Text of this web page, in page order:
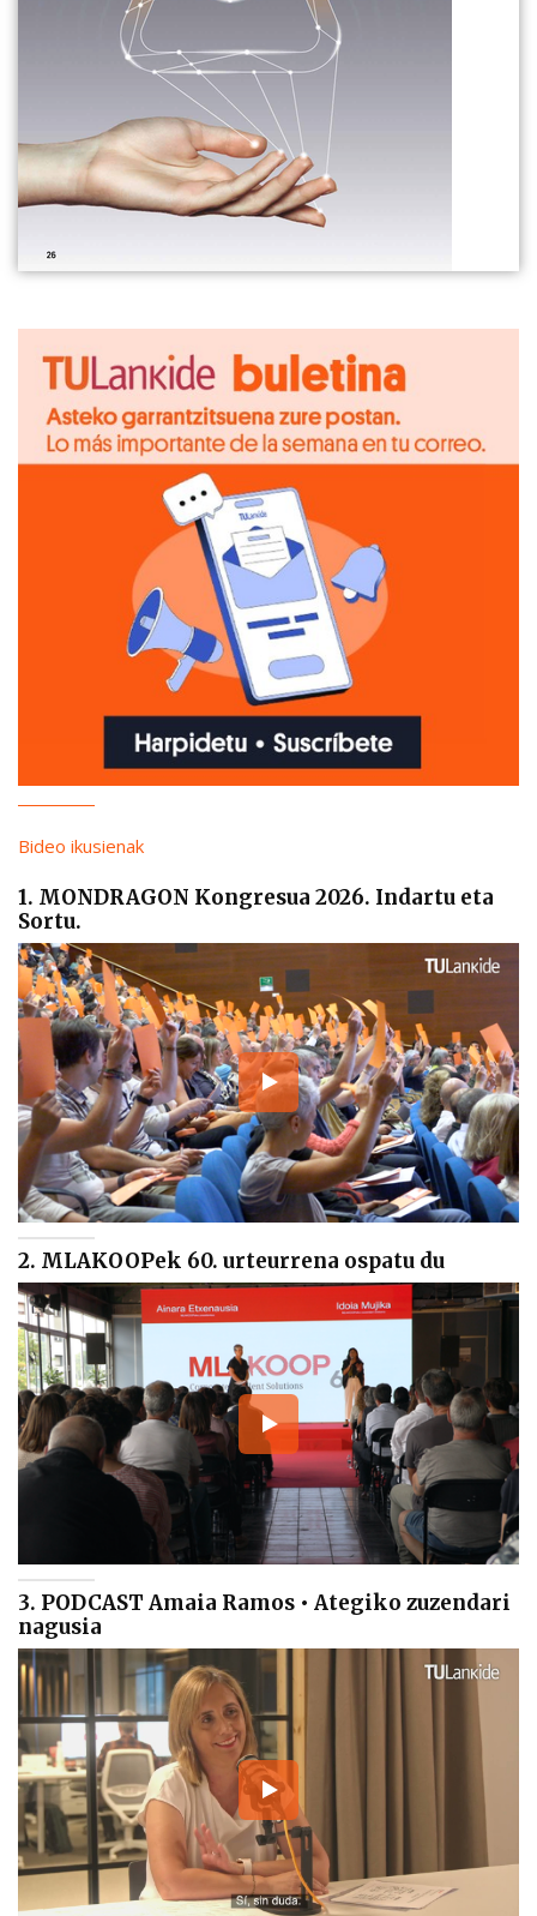
Bideo ikusienak
1. MONDRAGON Kongresua 2026. Indartu eta
Sortu.
2. MLAKOOPek 60. urteurrena ospatu du
3. PODCAST Amaia Ramos • Ategiko zuzendari
nagusia